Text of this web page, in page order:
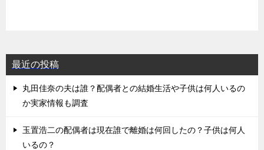
最近の投稿
丸田佳奈の夫は誰？配偶者との結婚生活や子供は何人いるの
か実家情報も調査
玉置浩二の配偶者は現在誰で離婚は何回したの？子供は何人
いるの？